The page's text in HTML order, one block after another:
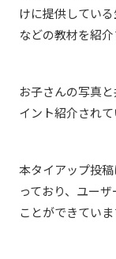
けに提供している
などの教材を紹介
お子さんの写真
イント紹介されて
本タイアップ投稿
っており、ユー
ことができていま